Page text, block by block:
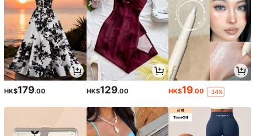
HK$179.00 HK$129.00 HK$19.00 -34%